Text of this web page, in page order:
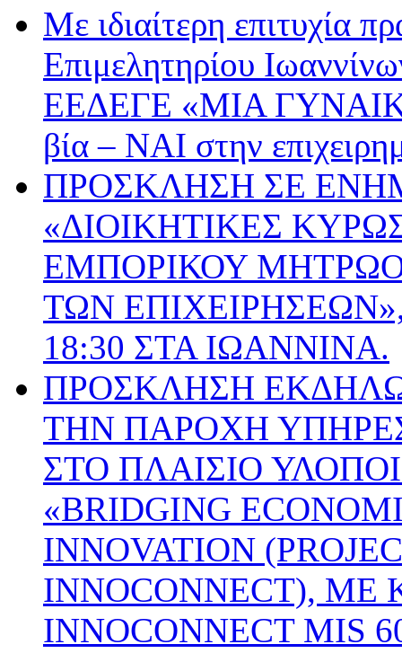
Με ιδιαίτερη επιτυχία
Επιμελητηρίου
ΕΕΔΕΓΕ «ΜΙΑ
βία – ΝΑΙ στην
ΠΡΟΣΚΛΗΣΗ ΣΕ
«ΔΙΟΙΚΗΤΙΚΕΣ
ΕΜΠΟΡΙΚΟΥ
ΤΩΝ
18:30 ΣΤΑ ΙΩΑΝΝΙΝΑ.
ΠΡΟΣΚΛΗΣΗ
ΤΗΝ ΠΑΡΟΧΗ
ΣΤΟ ΠΛΑΙΣΙΟ
«BRIDGING
INNOVATION
INNOCONNECT),
INNOCONNECT MIS